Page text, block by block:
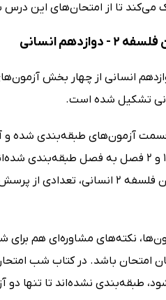
تا از امتحان‌های این درس
انسانی
انسانی از چهار بخش
تشکیل شده است.
آزمون‌های طبقه‌بندی شده
طبقه‌بندی شده، شماره‌های 1 و 2 فصل
نکته‌های مشاوره‌ای هم
امتحان باشد. در کتاب شب
شماره 3 و 4 می‌شود، طبقه‌بندی